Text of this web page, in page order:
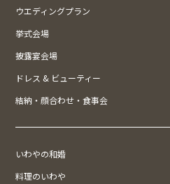
ウエディングプラン
挙式会場
披露宴会場
ドレス & ビューティー
結納・顔合わせ・食事会
いわやの和婚
料理のいわや